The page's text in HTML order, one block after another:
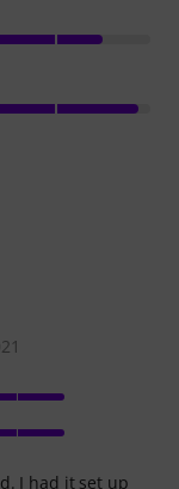
I had it set up